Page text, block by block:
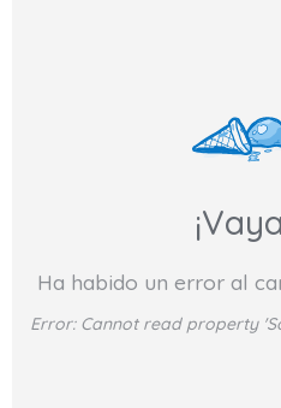
Ha habido un error al
Error: Cannot read property